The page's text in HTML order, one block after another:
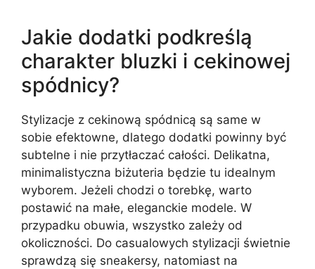
Jakie dodatki podkreślą
charakter bluzki i cekinowej
spódnicy?
Stylizacje z cekinową spódnicą są same w
sobie efektowne, dlatego dodatki powinny być
subtelne i nie przytłaczać całości. Delikatna,
minimalistyczna biżuteria będzie tu idealnym
wyborem. Jeżeli chodzi o torebkę, warto
postawić na małe, eleganckie modele. W
przypadku obuwia, wszystko zależy od
okoliczności. Do casualowych stylizacji świetnie
sprawdzą się sneakersy, natomiast na